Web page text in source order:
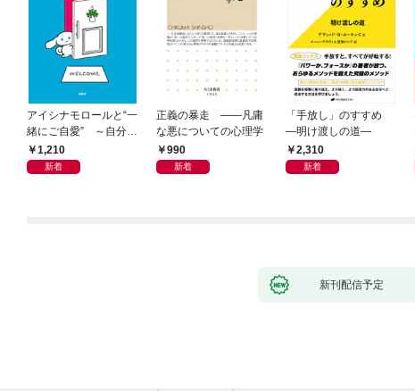
アイシナモロールと“一
緒にご自愛” ～自分を
好きになるための56の
コツ～
1,210
新着
正義の暴走 ――凡庸
な悪についての心理学
990
新着
「手放し」のすすめ
―明け渡しの道―
2,310
新着
新刊配信予定